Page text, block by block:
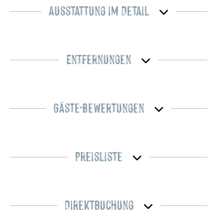
Ausstattung im Detail
Entfernungen
Gäste-Bewertungen
Preisliste
Direktbuchung